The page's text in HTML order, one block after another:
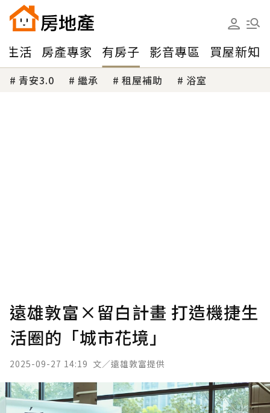
生活 房產專家 有房子 影音專區 買屋新知
青安3.0 繼承 租屋補助 浴室
遠雄敦富×留白計畫 打造機捷生
活圈的「城市花境」
2025-09-27 14:19 文／遠雄敦富提供